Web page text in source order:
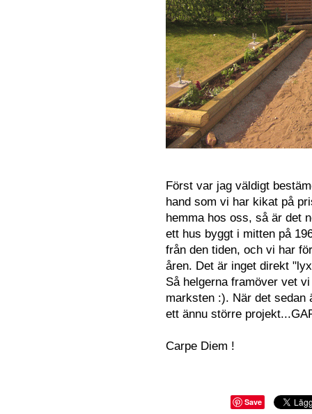
Först var jag väldigt
hand som vi har kikat på
hemma hos oss, så är det
ett hus byggt i mitten på
från den tiden, och vi har
åren. Det är inget direkt
Så helgerna framöver vet
marksten :). När det sedan
ett ännu större projekt
Carpe Diem !
Save